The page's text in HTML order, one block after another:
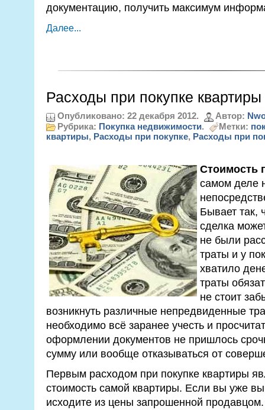
документацию, получить максимум
Далее...
Расходы при покупке квартиры
Опубликовано: 22 декабря 2012. Автор:
Рубрика: Покупка недвижимости. Метки:
квартиры, Расходы при покупке, Расходы при
Стоимость
самом деле
Бывает так,
сделка
не были
траты и у
хватило
траты
не стоит
возникнуть различные непредвиденные
необходимо всё заранее учесть и
оформлении документов не пришлось
сумму или вообще отказываться от
Первым расходом при покупке квартиры
стоимость самой квартиры. Если вы уже
исходите из цены запрошенной